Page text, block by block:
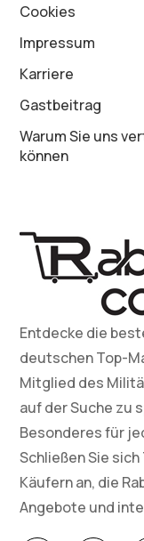
Cookies
Impressum
Karriere
Gastbeitrag
Warum Sie uns
können
Entdecke die
deutschen Top-
Mitglied des
auf der Suche zu
Besonderes für
Schließen Sie
Käufern an, die
Angebote und